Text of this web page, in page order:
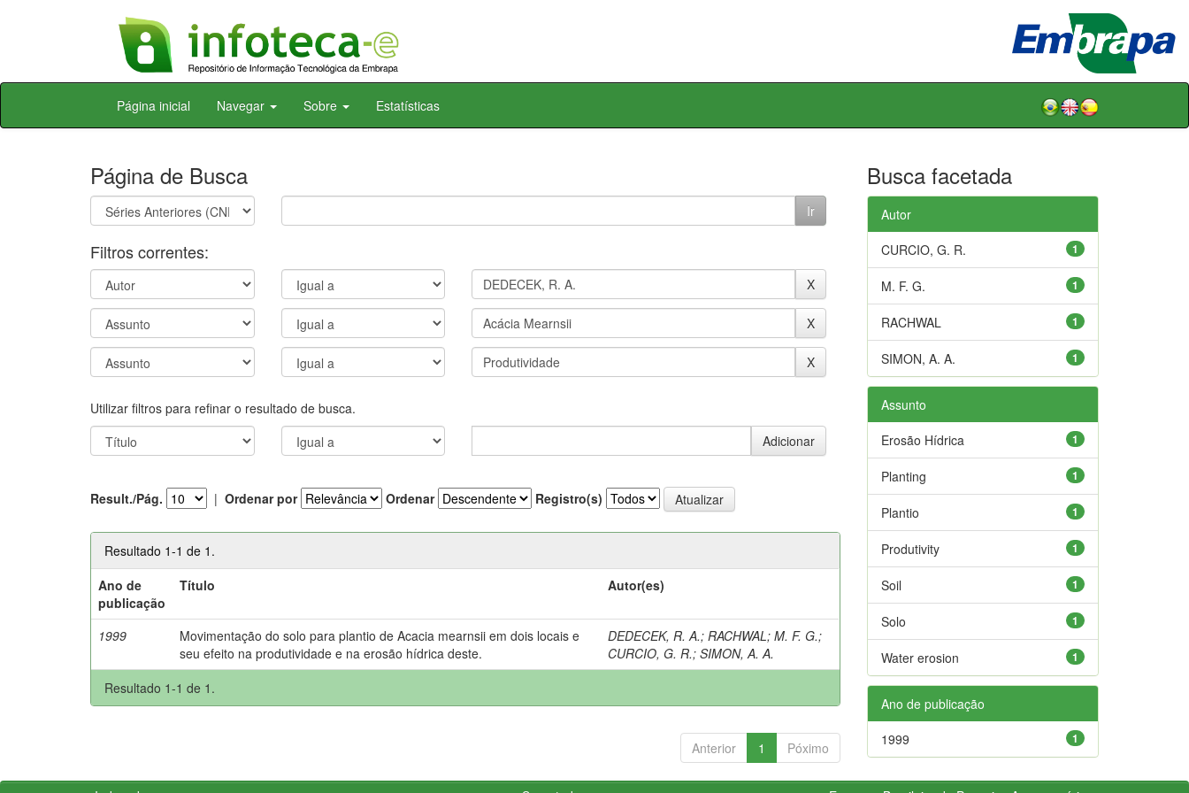
Skip
Página inicial Navegar Sobre Estatísticas
Página de Busca
Filtros correntes:
Utilizar filtros para refinar o resultado de busca.
Result./Pág. | Ordenar por Ordenar Registro(s)
Resultado 1-1 de 1.
Ano de
publicação
Título Autor(es)
1999
Movimentação do solo para plantio de Acacia mearnsii em dois locais e
seu efeito na produtividade e na erosão hídrica deste.
DEDECEK, R. A.; RACHWAL;M. F. G.;
CURCIO, G. R.;SIMON, A. A.
Resultado 1-1 de 1.
Anterior 1 Póximo
Busca facetada
Autor
1
CURCIO, G. R.
1
M. F. G.
1
RACHWAL
1
SIMON, A. A.
Assunto
1
Erosão Hídrica
1
Planting
1
Plantio
1
Produtivity
1
Soil
1
Solo
1
Water erosion
Ano de publicação
1
1999